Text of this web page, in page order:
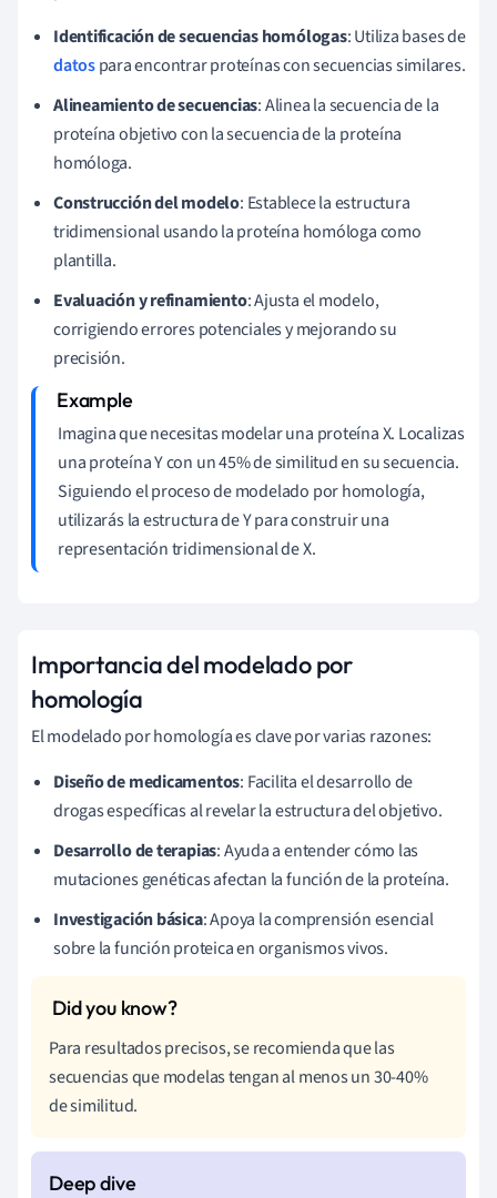
Identificación de secuencias homólogas: Utiliza bases de
datospara encontrar proteínas con secuencias similares.
Alineamiento de secuencias: Alinea la secuencia de la
proteína objetivo con la secuencia de la proteína
homóloga.
Construcción del modelo: Establece la estructura
tridimensional usando la proteína homóloga como
plantilla.
Evaluación y refinamiento: Ajusta el modelo,
corrigiendo errores potenciales y mejorando su
precisión.
Imagina que necesitas modelar una proteína X. Localizas
una proteína Y con un 45% de similitud en su secuencia.
Siguiendo el proceso de modelado por homología,
utilizarás la estructura de Y para construir una
representación tridimensional de X.
Importancia del modelado por
homología
El modelado por homología es clave por varias razones:
Diseño de medicamentos: Facilita el desarrollo de
drogas específicas al revelar la estructura del objetivo.
Desarrollo de terapias: Ayuda a entender cómo las
mutaciones genéticas afectan la función de la proteína.
Investigación básica: Apoya la comprensión esencial
sobre la función proteica en organismos vivos.
Para resultados precisos, se recomienda que las
secuencias que modelas tengan al menos un 30-40%
de similitud.